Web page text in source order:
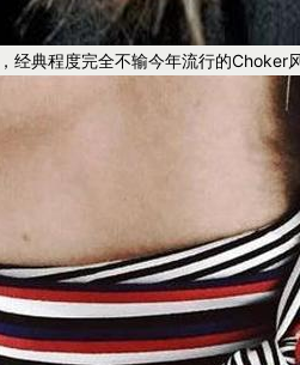
经典程度完全不输今年流行的Choker